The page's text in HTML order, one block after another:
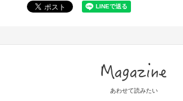
あわせて読みたい